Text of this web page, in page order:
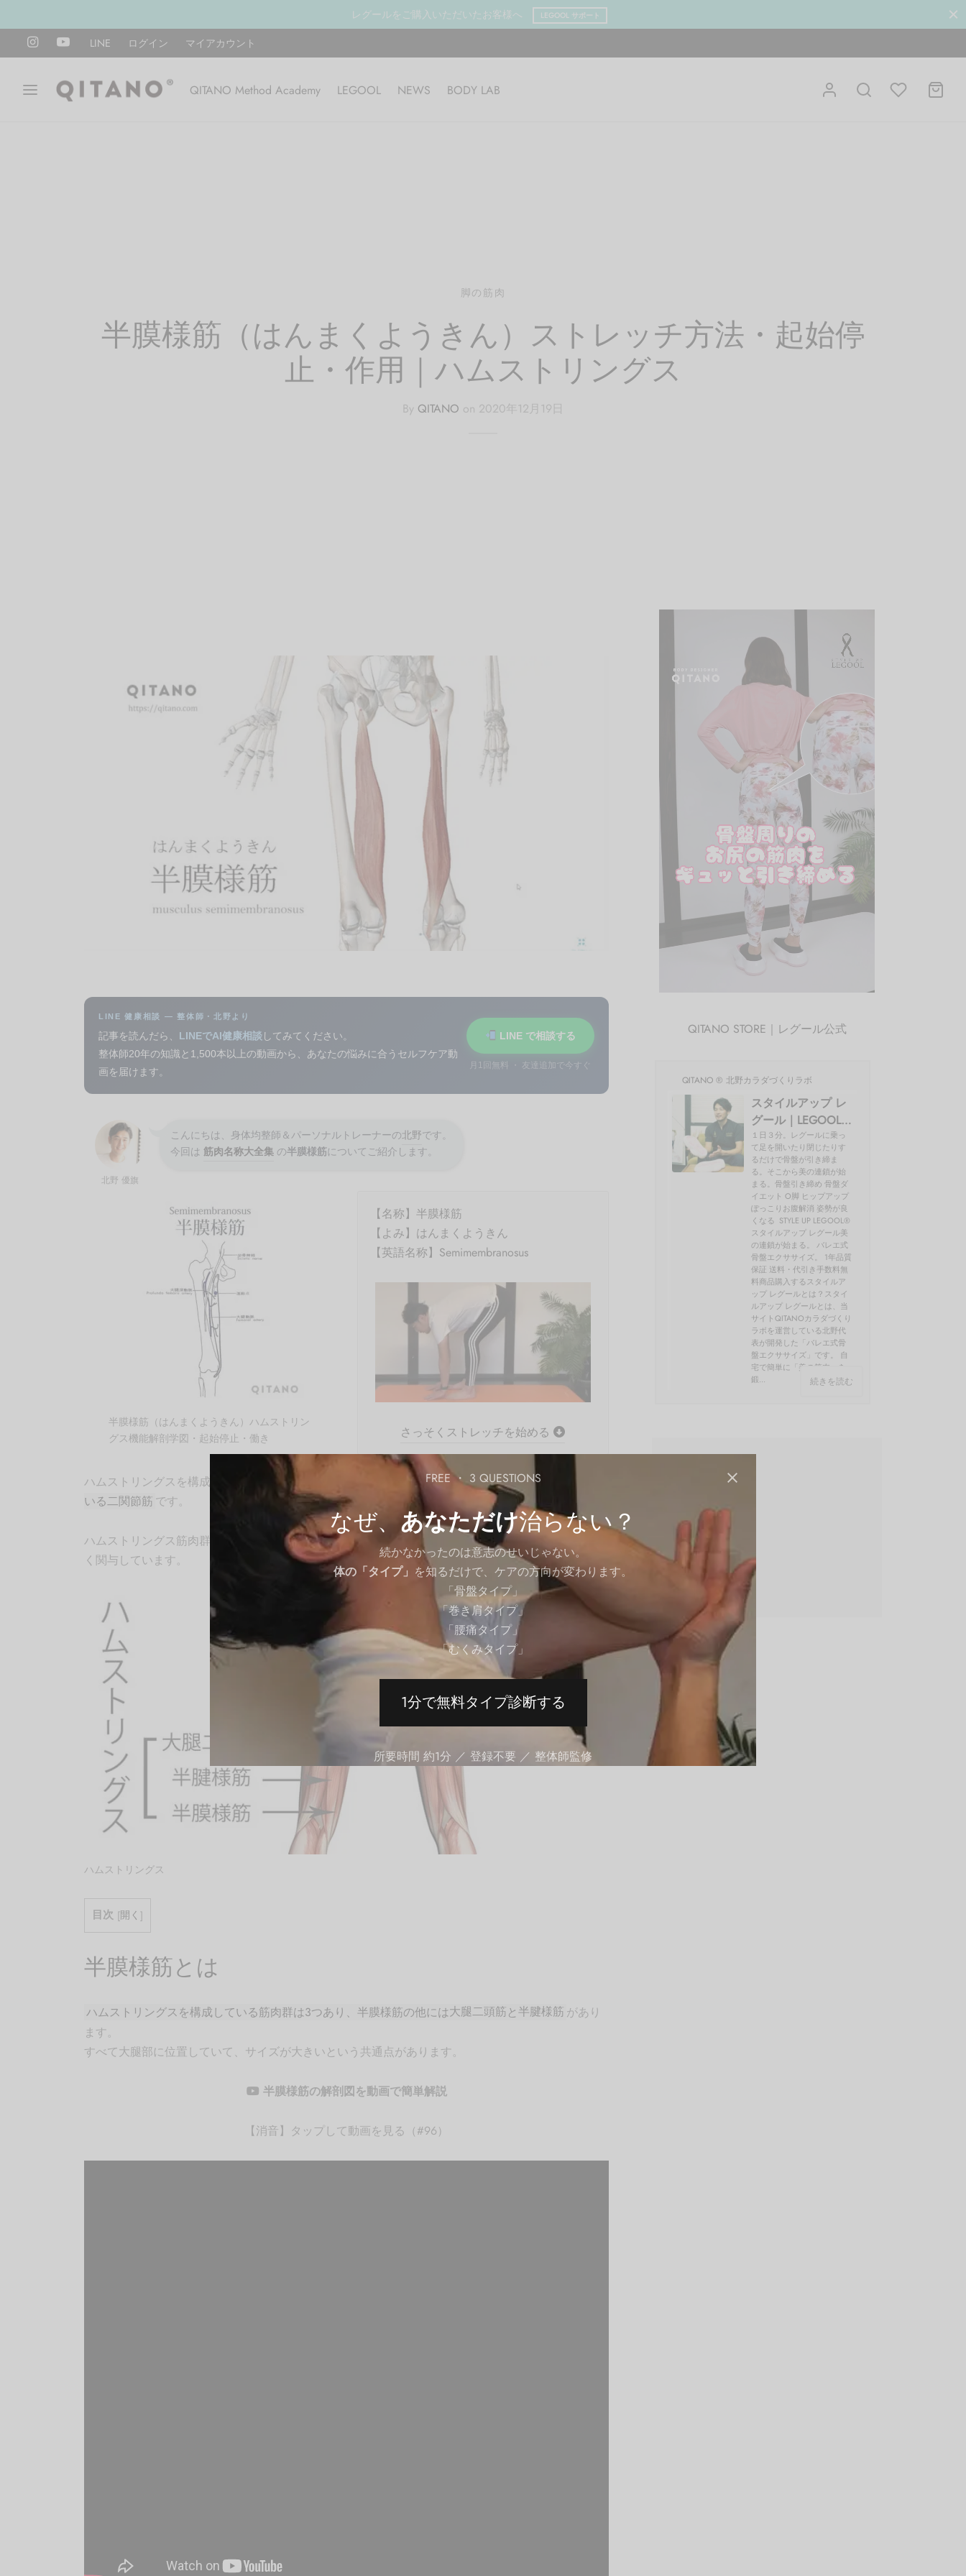
FREE ・ 3 QUESTIONS
なぜ、あなただけ治らない？
続かなかったのは意志のせいじゃない。
体の「タイプ」 を知るだけで、ケアの方向が変わります。
「骨盤タイプ」
「巻き肩タイプ」
「腰痛タイプ」
「むくみタイプ」
1分で無料タイプ診断する
所要時間 約1分 ／ 登録不要 ／ 整体師監修
レグールをご購入いただいたお客様へ LEGOOL サポート
LINE ログイン マイアカウント
QITANO Method Academy LEGOOL NEWS BODY LAB
脚の筋肉
半膜様筋（はんまくようきん）ストレッチ方法・起始停
止・作用｜ハムストリングス
By QITANO on 2020年12月19日
LINE 健康相談 — 整体師・北野より
記事を読んだら、 LINEでAI健康相談 してみてください。
整体師20年の知識と1,500本以上の動画から、あなたの悩みに合うセルフケア動
画を届けます。
LINE で相談する
月1回無料 ・ 友達追加で今すぐ
北野 優旗
こんにちは、身体均整師＆パーソナルトレーナーの北野です。
今回は 筋肉名称大全集 の半膜様筋についてご紹介します。
半膜様筋（はんまくようきん）ハムストリン
グス機能解剖学図・起始停止・働き
【名称】半膜様筋
【よみ】はんまくようきん
【英語名称】Semimembranosus
さっそくストレッチを始める
ハムストリングスを構成している筋肉群の一つである
半膜様筋は、膝関節から股関節にかけて伸びて
いる二関節筋 です。
ハムストリングス筋肉群の中でも特に膝周辺にかけて裾広がりの形をしていて、膝の関節運動に大き
く関与しています。
ハムストリングス
目次 [開く ]
半膜様筋とは
ハムストリングスを構成している筋肉群は3つあり、半膜様筋の他には大腿二頭筋と半腱様筋 があり
ます。
すべて大腿部に位置していて、サイズが大きいという共通点があります。
半膜様筋の解剖図を動画で簡単解説
【消音】タップして動画を見る（#96）
QITANO STORE｜レグール公式
QITANO ® 北野カラダづくりラボ
スタイルアップ レ
グール｜LEGOOL®
使い方、効果を開
発者の北野が解説
１日３分。レグールに乗っ
て足を開いたり閉じたりす
るだけで骨盤が引き締ま
る。そこから美の連鎖が始
まる。骨盤引き締め 骨盤ダ
イエット O脚 ヒップアップ
ぽっこりお腹解消 姿勢が良
くなる STYLE UP LEGOOL®
スタイルアップ レグール美
の連鎖が始まる。 バレエ式
骨盤エクササイズ。 1年品質
保証 送料・代引き手数料無
料商品購入するスタイルア
ップ レグールとは？スタイ
ルアップ レグールとは、当
サイトQITANOカラダづくり
ラボを運営している北野代
表が開発した「バレエ式骨
盤エクササイズ」です。 自
宅で簡単に「美の筋肉」を
鍛...
続きを読む